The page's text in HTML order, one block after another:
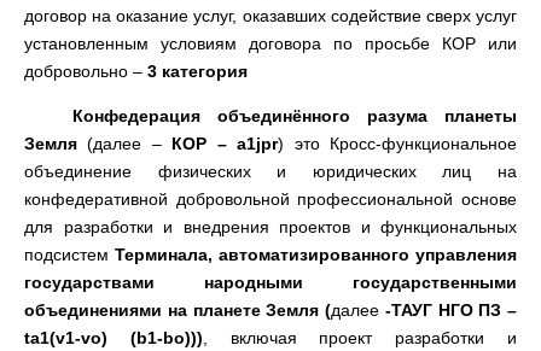
договор на оказание услуг, оказавших содействие сверх услуг
установленным условиям договора по просьбе КОР или
добровольно – 3 категория
Конфедерация объединённого разума планеты
Земля (далее – КОР – a1jpr) это Кросс-функциональное
объединение физических и юридических лиц на
конфедеративной добровольной профессиональной основе
для разработки и внедрения проектов и функциональных
подсистем Терминала, автоматизированного управления
государствами народными государственными
объединениями на планете Земля (далее -ТАУГ НГО ПЗ –
ta1(v1-vo) (b1-bo)))
включая проект разработки и